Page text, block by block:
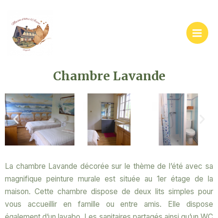
contenu
Chambre Lavande
La chambre Lavande décorée sur le thème de l’été avec sa
magnifique peinture murale est située au 1er étage de la
maison. Cette chambre dispose de deux lits simples pour
vous accueillir en famille ou entre amis. Elle dispose